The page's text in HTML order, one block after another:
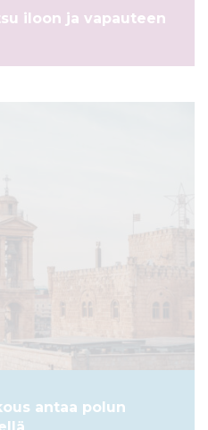
iloon ja vapauteen
antaa polun